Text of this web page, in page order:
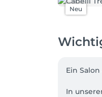
Neu
Ein
In